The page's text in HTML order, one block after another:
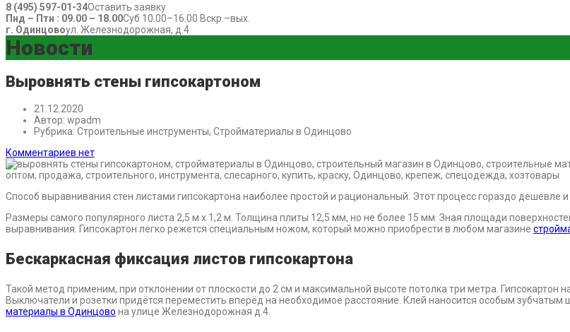
8 (495) 597-01-34Оставить заявку
Пнд – Птн : 09.00 – 18.00Суб 10.00–16.00 Вскр.–вых.
г. Одинцовоул. Железнодорожная, д.4
Новости
Выровнять стены гипсокартоном
21.12.2020
Автор: wpadm
Рубрика: Строительные инструменты, Стройматериалы в Одинцово
Комментариев нет
Способ выравнивания стен листами гипсокартона наиболее простой и рациональный. Этот процесс гораздо
Размеры самого популярного листа 2,5 м х 1,2 м. Толщина плиты 12,5 мм, но не более 15 мм. Зная площади
выравнивания. Гипсокартон легко режется специальным ножом, который можно приобрести в любом магазине
Бескаркасная фиксация листов гипсокартона
Такой метод применим, при отклонении от плоскости до 2 см и максимальной высоте потолка три метра. Гипсокартон
Выключатели и розетки придётся переместить вперёд на необходимое расстояние. Клей наносится особым
материалы в Одинцово на улице Железнодорожная д.4.